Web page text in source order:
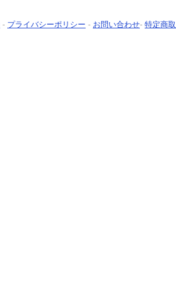
- プライバシーポリシー - お問い合わせ- 特定商